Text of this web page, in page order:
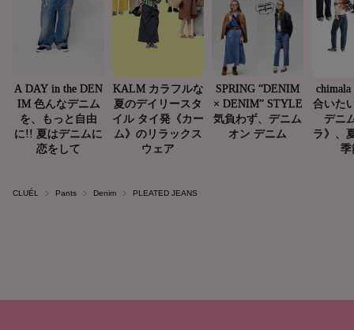
CLUÉL Pants Denim PLEATED JEANS